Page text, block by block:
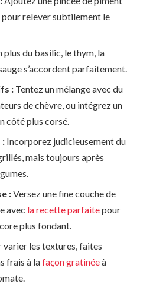
pour relever subtilement le
plus du basilic, le thym, la
s’accordent parfaitement.
: Tentez un mélange avec du
de chèvre, ou intégrez un
côté plus corsé.
: Incorporez judicieusement du
mais toujours après
:Versez une fine couche de
avec la recette parfaitepour
plus fondant.
varier les textures, faites
frais à lafaçon gratinéeà